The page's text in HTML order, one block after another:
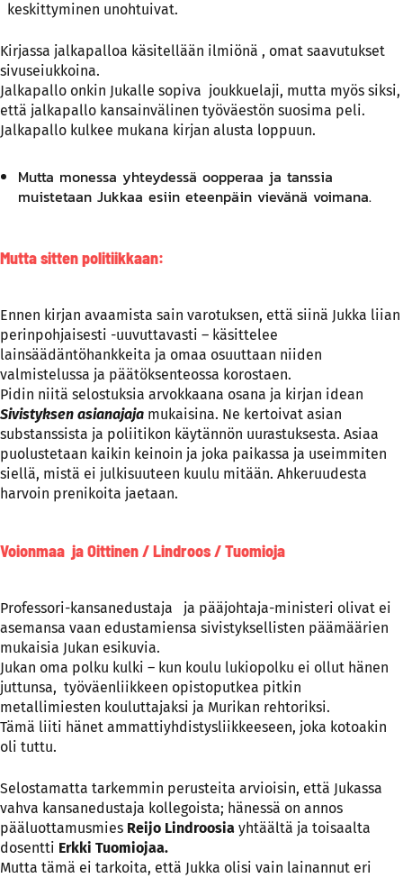
keskittyminen unohtuivat.
Kirjassa jalkapalloa käsitellään ilmiönä , omat saavutukset
sivuseiukkoina.
Jalkapallo onkin Jukalle sopiva joukkuelaji, mutta myös siksi,
että jalkapallo kansainvälinen työväestön suosima peli.
Jalkapallo kulkee mukana kirjan alusta loppuun.
Mutta monessa yhteydessä oopperaa ja tanssia
muistetaan Jukkaa esiin eteenpäin vievänä voimana.
Mutta sitten politiikkaan:
Ennen kirjan avaamista sain varotuksen, että siinä Jukka liian
perinpohjaisesti -uuvuttavasti – käsittelee
lainsäädäntöhankkeita ja omaa osuuttaan niiden
valmistelussa ja päätöksenteossa korostaen.
Pidin niitä selostuksia arvokkaana osana ja kirjan idean
Sivistyksen asianajaja mukaisina. Ne kertoivat asian
substanssista ja poliitikon käytännön uurastuksesta. Asiaa
puolustetaan kaikin keinoin ja joka paikassa ja useimmiten
siellä, mistä ei julkisuuteen kuulu mitään. Ahkeruudesta
harvoin prenikoita jaetaan.
Voionmaa ja Oittinen / Lindroos / Tuomioja
Professori-kansanedustaja ja pääjohtaja-ministeri olivat ei
asemansa vaan edustamiensa sivistyksellisten päämäärien
mukaisia Jukan esikuvia.
Jukan oma polku kulki – kun koulu lukiopolku ei ollut hänen
juttunsa, työväenliikkeen opistoputkea pitkin
metallimiesten kouluttajaksi ja Murikan rehtoriksi.
Tämä liiti hänet ammattiyhdistysliikkeeseen, joka kotoakin
oli tuttu.
Selostamatta tarkemmin perusteita arvioisin, että Jukassa
vahva kansanedustaja kollegoista; hänessä on annos
pääluottamusmies Reijo Lindroosia yhtäältä ja toisaalta
dosentti Erkki Tuomiojaa.
Mutta tämä ei tarkoita, että Jukka olisi vain lainannut eri